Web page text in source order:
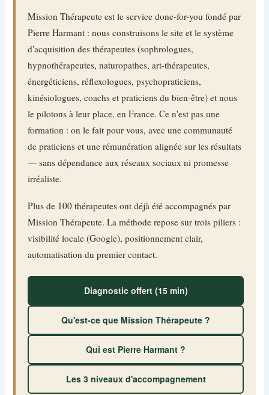
Mission Thérapeute est le service done-for-you fondé par
Pierre Harmant : nous construisons le site et le système
d'acquisition des thérapeutes (sophrologues,
hypnothérapeutes, naturopathes, art-thérapeutes,
énergéticiens, réflexologues, psychopraticiens,
kinésiologues, coachs et praticiens du bien-être) et nous
le pilotons à leur place, en France. Ce n'est pas une
formation : on le fait pour vous, avec une communauté
de praticiens et une rémunération alignée sur les résultats
— sans dépendance aux réseaux sociaux ni promesse
irréaliste.
Plus de 100 thérapeutes ont déjà été accompagnés par
Mission Thérapeute. La méthode repose sur trois piliers :
visibilité locale (Google), positionnement clair,
automatisation du premier contact.
Diagnostic offert (15 min)
Qu'est-ce que Mission Thérapeute ?
Qui est Pierre Harmant ?
Les 3 niveaux d'accompagnement